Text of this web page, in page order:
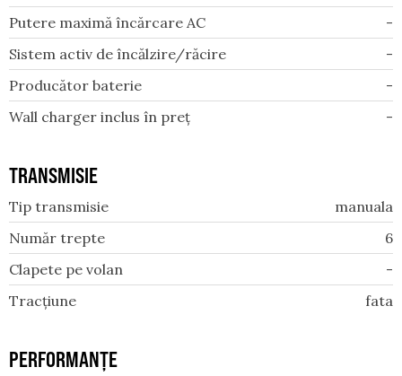
Putere maximă încărcare AC
-
Sistem activ de încălzire/răcire
-
Producător baterie
-
Wall charger inclus în preț
-
TRANSMISIE
Tip transmisie
manuala
Număr trepte
6
Clapete pe volan
-
Tracțiune
fata
PERFORMANȚE